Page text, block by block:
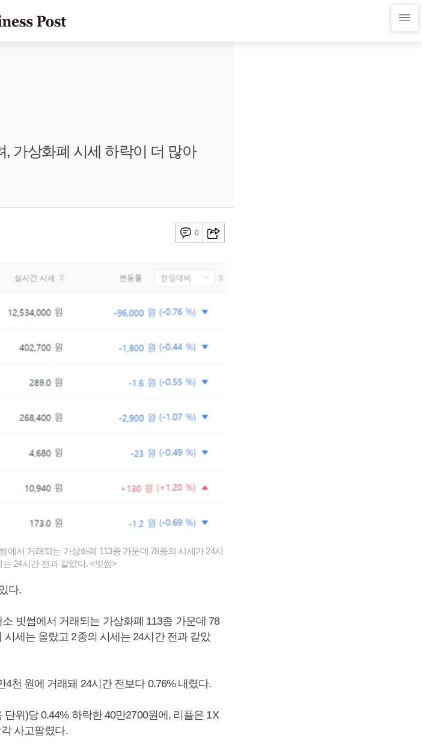
가상화폐 시세 하락이 더 많아
0
서 거래되는 가상화폐 113종 가운데 78종의 시세가 24시
24시간 전과 같았다. <빗썸>
다.
빗썸에서 거래되는 가상화폐 113종 가운데 78
세는 올랐고 2종의 시세는 24시간 전과 같았
천 원에 거래돼 24시간 전보다 0.76% 내렸다.
위)당 0.44% 하락한 40만2700원에, 리플은 1X
사고팔렸다.